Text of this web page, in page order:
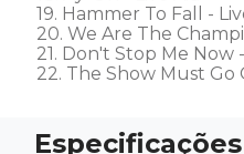
19. Hammer To Fall -
20. We Are The
21. Don't Stop Me Now
22. The Show Must Go